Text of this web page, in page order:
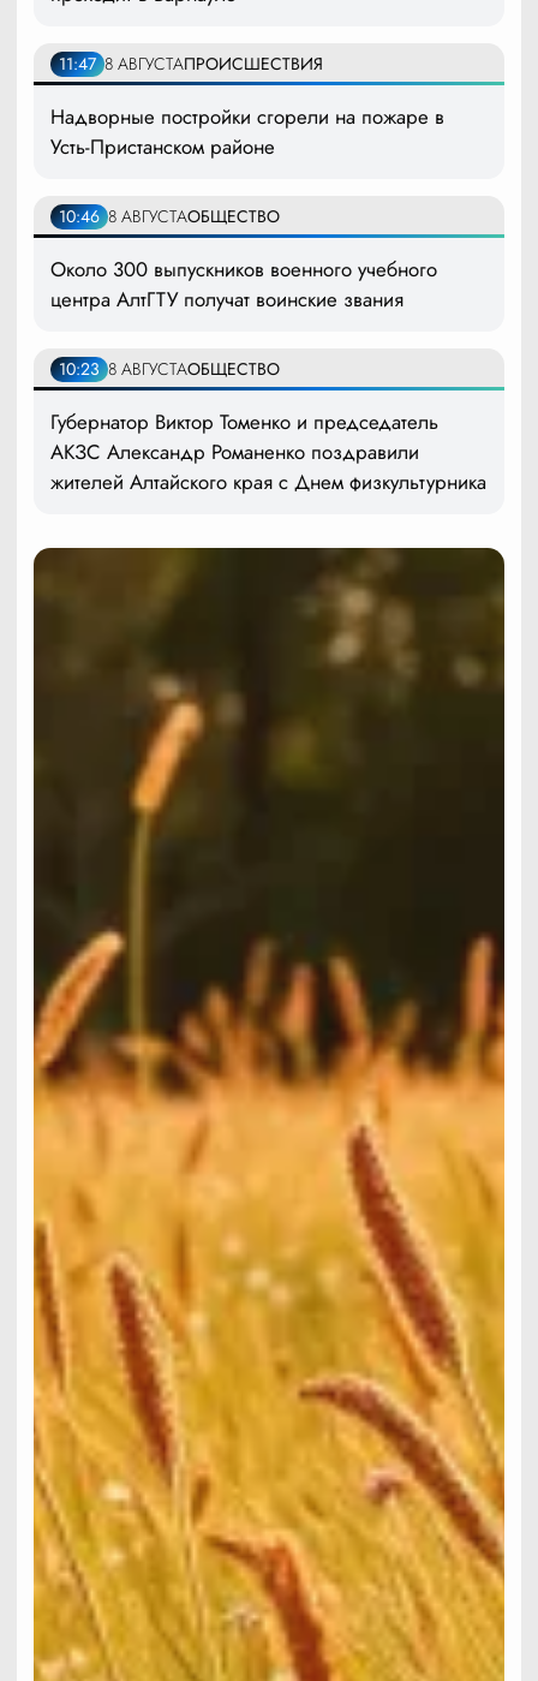
11:47 8 АВГУСТАПРОИСШЕСТВИЯ
Надворные постройки сгорели на пожаре в
Усть-Пристанском районе
10:46 8 АВГУСТАОБЩЕСТВО
Около 300 выпускников военного учебного
центра АлтГТУ получат воинские звания
10:23 8 АВГУСТАОБЩЕСТВО
Губернатор Виктор Томенко и председатель
АКЗС Александр Романенко поздравили
жителей Алтайского края с Днем физкультурника